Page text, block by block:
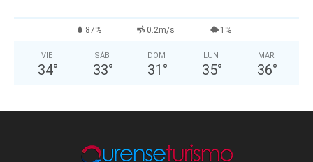
87% 0.2m/s 1%
VIE
34°
SÁB
33°
DOM
31 °
LUN
35°
MAR
36°